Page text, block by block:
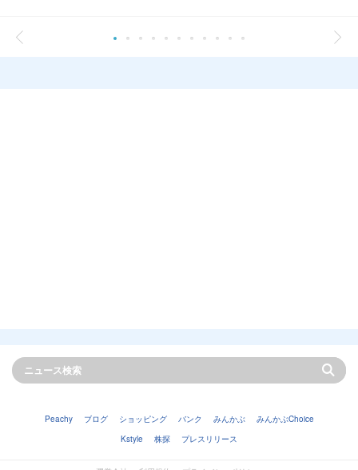
Peachy ブログ ショッピング バンク みんかぶ
みんかぶChoice
Kstyle
株探 プレスリリース